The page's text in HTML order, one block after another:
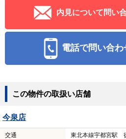
内見について問い
電話で問い合わ
この物件の取扱い店舗
今泉店
交通 東北本線宇都宮駅